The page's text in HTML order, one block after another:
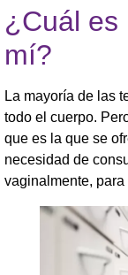
¿Cuál es
mí?
La mayoría de las
todo el cuerpo.
que es la que se
necesidad de
vaginalmente,